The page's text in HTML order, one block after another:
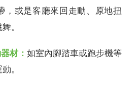
，或是客廳來回走動、原地扭
。
材： 如室內腳踏車或跑步機等
。